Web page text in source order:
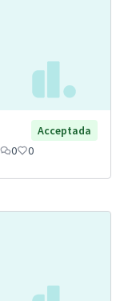
Acceptada
0 0